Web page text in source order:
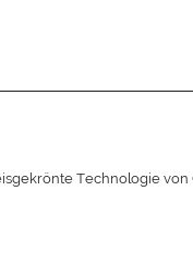
Technologie von